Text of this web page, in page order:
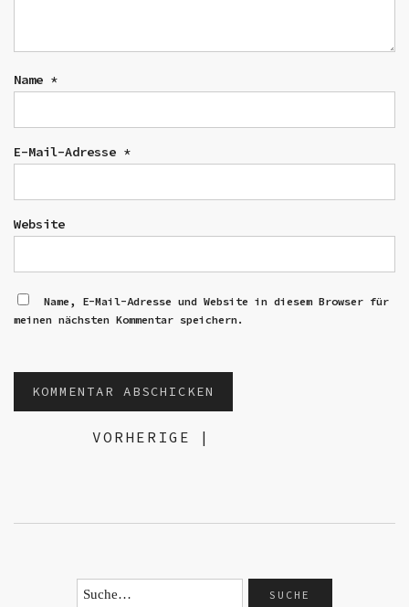
Name *
E-Mail-Adresse *
Website
Name, E-Mail-Adresse und Website in diesem Browser für
meinen nächsten Kommentar speichern.
VORHERIGE |